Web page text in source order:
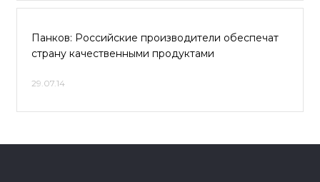
Панков: Российские производители обеспечат
страну качественными продуктами
29.07.14